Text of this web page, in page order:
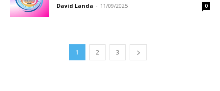
David Landa - 11/09/2025 0
1 2 3